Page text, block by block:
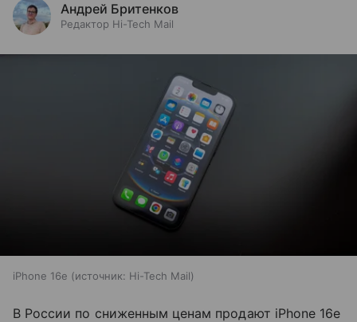
Андрей Бритенков
Редактор Hi-Tech Mail
iPhone 16e источник: Hi-Tech Mail
В России по сниженным ценам продают iPhone 16e